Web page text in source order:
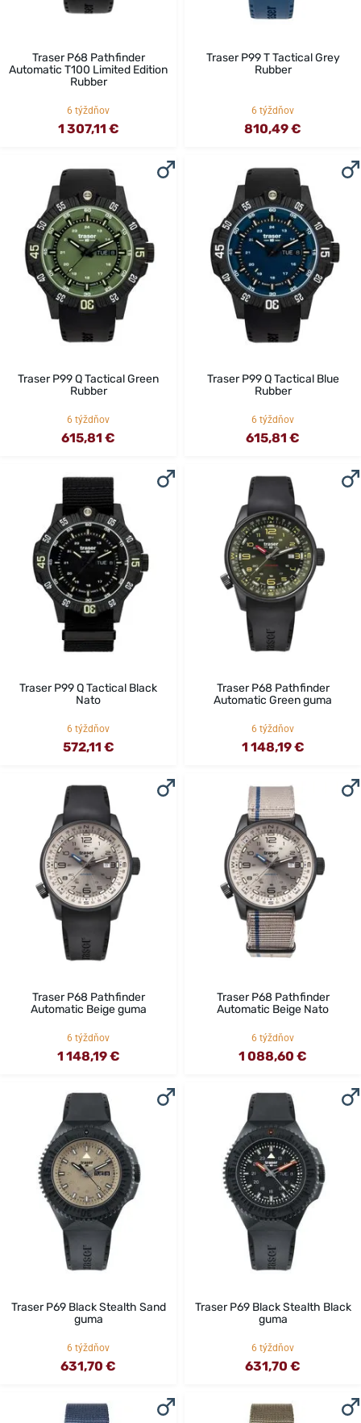
Traser P68 Pathfinder
Automatic T100 Limited Edition
Rubber
6 týždňov
1 307,11 €
Traser P99 T Tactical Grey
Rubber
6 týždňov
810,49 €
Traser P99 Q Tactical Green
Rubber
6 týždňov
615,81 €
Traser P99 Q Tactical Blue
Rubber
6 týždňov
615,81 €
Traser P99 Q Tactical Black
Nato
6 týždňov
572,11 €
Traser P68 Pathfinder
Automatic Green guma
6 týždňov
1 148,19 €
Traser P68 Pathfinder
Automatic Beige guma
6 týždňov
1 148,19 €
Traser P68 Pathfinder
Automatic Beige Nato
6 týždňov
1 088,60 €
Traser P69 Black Stealth Sand
guma
6 týždňov
631,70 €
Traser P69 Black Stealth Black
guma
6 týždňov
631,70 €